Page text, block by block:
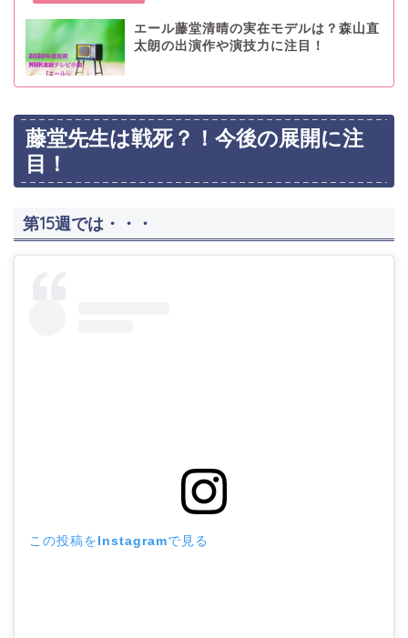
エール藤堂清晴の実在モデルは？森山直
太朗の出演作や演技力に注目！
藤堂先生は戦死？！今後の展開に注
目！
第15週では・・・
この投稿をInstagramで見る